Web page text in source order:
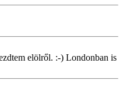
elölről. :-) Londonban is